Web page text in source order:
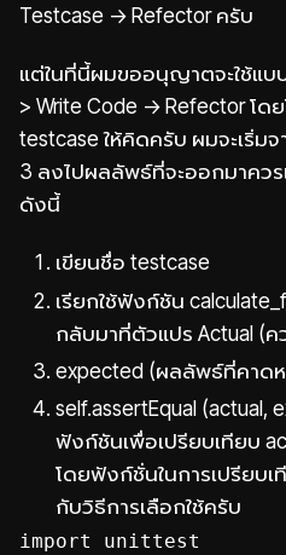
Testcase -> Refector ครับ
แต่ในที่นี้ผมขออนุญาตจะใช้แบ
> Write Code -> Refector โ
testcase ให้คิดครับ ผมจะเริ่มจ
3 ลงไปผลลัพธ์ที่จะออกมาคว
ดังนี้
เขียนชื่อ testcase
เรียกใช้ฟังก์ชัน
กลับมาที่ตัวแปร Actual (
expected (ผลลัพธ์ที่คาด
self.assertEqual (actual,
ฟังก์ชันเพื่อเปรียบเทียบ
โดยฟังก์ชั่นในการเปรียบ
กับวิธีการเลือกใช้ครับ
import unittest